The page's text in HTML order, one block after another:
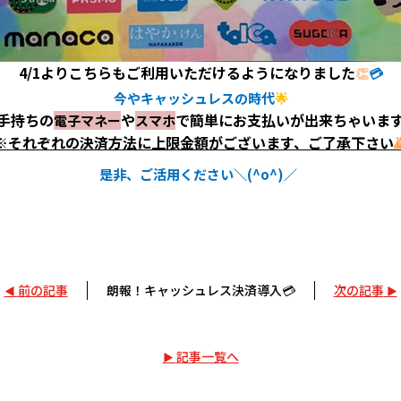
4/1よりこちらもご利用いただけるようになりました👏💳
今やキャッシュレスの時代🌟
持ちの電子マネーやスマホで簡単にお支払いが出来ちゃいま
れぞれの決済方法に上限金額がございます、ご了承下さい
是非、ご活用ください＼(^o^)／
前の記事 朗報！キャッシュレス決済導入💳 次の記事
記事一覧へ